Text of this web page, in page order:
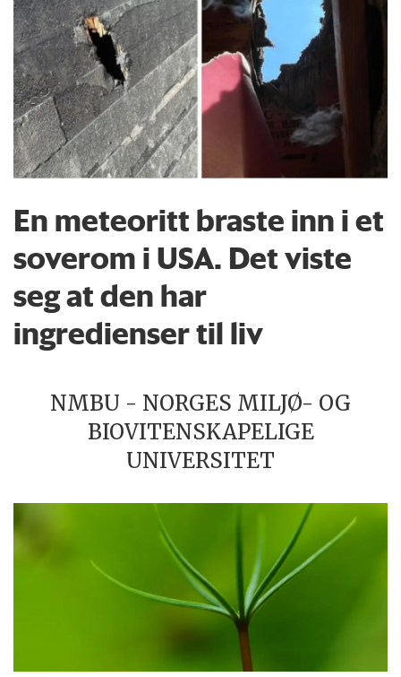
En meteoritt braste inn i et
soverom i USA. Det viste
seg at den har
ingredienser til liv
NMBU - NORGES MILJØ- OG
BIOVITENSKAPELIGE
UNIVERSITET